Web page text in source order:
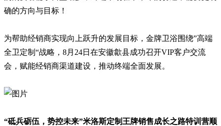
确的方向与目标！
为帮助经销商实现向上跃升的发展目标，金牌卫浴围绕”高端
全卫定制“战略，8月24日在安徽歙县成功召开VIP客户交流
会，赋能经销商渠道建设，推动终端全面发展。
“砥兵砺伍，势控未来”米洛斯定制王牌销售成长之路特训营顺